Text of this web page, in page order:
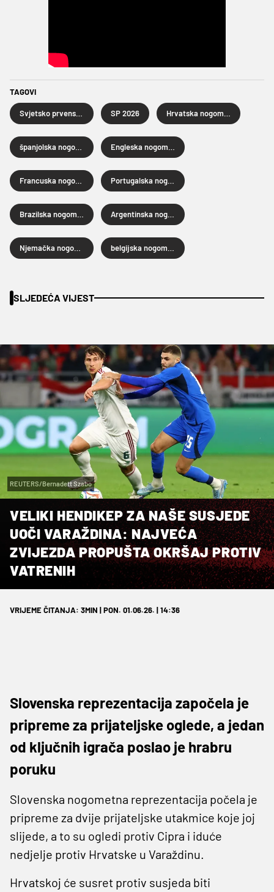
TAGOVI
SP 2026
SLJEDEĆA VIJEST
REUTERS/Bernadett Szabo
VELIKI HENDIKEP ZA NAŠE SUSJEDE
UOČI VARAŽDINA: NAJVEĆA
ZVIJEZDA PROPUŠTA OKRŠAJ PROTIV
VATRENIH
VRIJEME ČITANJA: 3MIN | PON. 01.06.26. | 14:36
Slovenska reprezentacija započela je
pripreme za prijateljske oglede, a jedan
od ključnih igrača poslao je hrabru
poruku
Slovenska nogometna reprezentacija počela je
pripreme za dvije prijateljske utakmice koje joj
slijede, a to su ogledi protiv Cipra i iduće
nedjelje protiv Hrvatske u Varaždinu.
Hrvatskoj će susret protiv susjeda biti